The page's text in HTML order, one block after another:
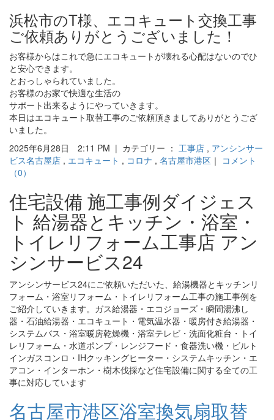
浜松市のT様、エコキュート交換工事
ご依頼ありがとうございました！
お客様からはこれで急にエコキュートが壊れる心配はないのでひ
と安心できます。
とおっしゃられていました。
お客様のお家で快適な生活の
サポート出来るようにやっていきます。
本日はエコキュート取替工事のご依頼頂きましてありがとうござ
いました。
2025年6月28日 2:11 PM | カテゴリー ： 工事店 , アンシンサー
ビス名古屋店 , エコキュート , コロナ , 名古屋市港区 ｜ コメント
（0）
住宅設備 施工事例ダイジェス
ト 給湯器とキッチン・浴室・
トイレリフォーム工事店 アン
シンサービス24
アンシンサービス24にご依頼いただいた、給湯機器とキッチンリ
フォーム・浴室リフォーム・トイレリフォーム工事の施工事例を
ご紹介していきます。ガス給湯器・エコジョーズ・瞬間湯沸し
器・石油給湯器・エコキュート・電気温水器・暖房付き給湯器・
システムバス・浴室暖房乾燥機・浴室テレビ・洗面化粧台・トイ
レリフォーム・水道ポンプ・レンジフード・食器洗い機・ビルト
インガスコンロ・IHクッキングヒーター・システムキッチン・エ
アコン・インターホン・樹木伐採など住宅設備に関する全ての工
事に対応しています
名古屋市港区浴室換気扇取替